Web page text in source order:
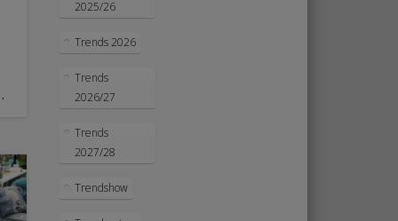
2025/26
Trends 2026
Trends
2026/27
Trends
2027/28
Trendshow